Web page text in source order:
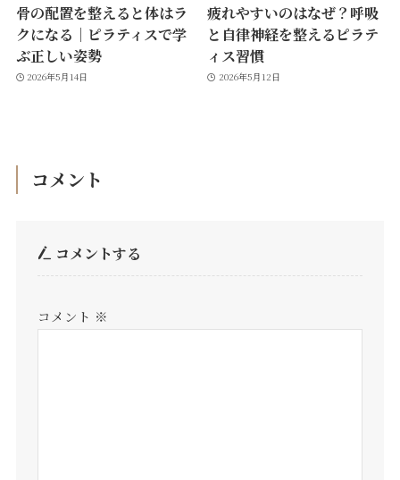
骨の配置を整えると体はラ
クになる｜ピラティスで学
ぶ正しい姿勢
2026年5月14日
疲れやすいのはなぜ？呼吸
と自律神経を整えるピラテ
ィス習慣
2026年5月12日
コメント
コメントする
コメント ※